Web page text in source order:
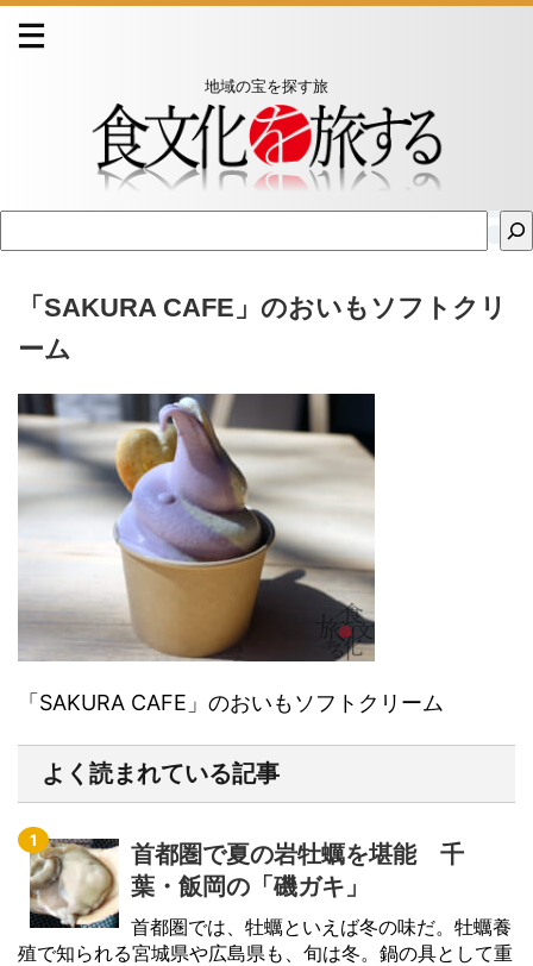
地域の宝を探す旅
「SAKURA CAFE」のおいもソフトクリ
ーム
「SAKURA CAFE」のおいもソフトクリーム
よく読まれている記事
首都圏で夏の岩牡蠣を堪能 千
葉・飯岡の「磯ガキ」
首都圏では、牡蠣といえば冬の味だ。牡蠣養
殖で知られる宮城県や広島県も、旬は冬。鍋の具として重